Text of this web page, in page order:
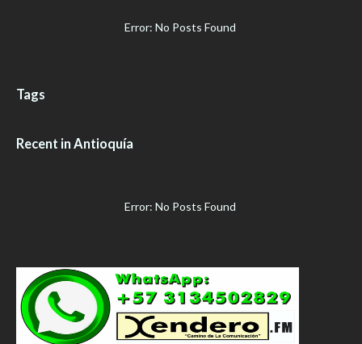
Error: No Posts Found
Tags
Recent in Antioquía
Error: No Posts Found